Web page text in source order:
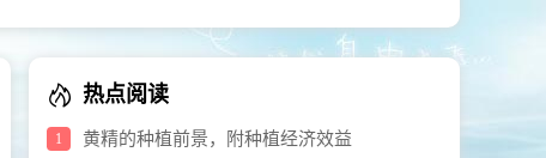
热点阅读
1 黄精的种植前景，附种植经济效益